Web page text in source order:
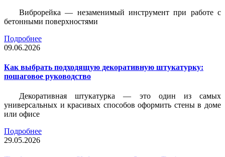
Виброрейка — незаменимый инструмент при работе с
бетонными поверхностями
Подробнее
09.06.2026
Как выбрать подходящую декоративную штукатурку:
пошаговое руководство
Декоративная штукатурка — это один из самых
универсальных и красивых способов оформить стены в доме
или офисе
Подробнее
29.05.2026